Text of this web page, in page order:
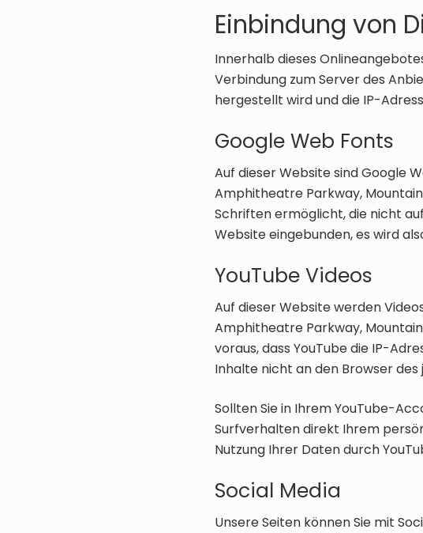
Einbindung von
Innerhalb dieses
Verbindung zum Server des
hergestellt wird und die IP-
Google Web Fonts
Auf dieser Website sind Google
Amphitheatre Parkway,
Schriften ermöglicht, die nicht
Website eingebunden, es wird
YouTube Videos
Auf dieser Website werden
Amphitheatre Parkway,
voraus, dass YouTube die IP-
Inhalte nicht an den Browser des
Sollten Sie in Ihrem YouTube-
Surfverhalten direkt Ihrem
Nutzung Ihrer Daten durch
Social Media
Unsere Seiten können Sie mit